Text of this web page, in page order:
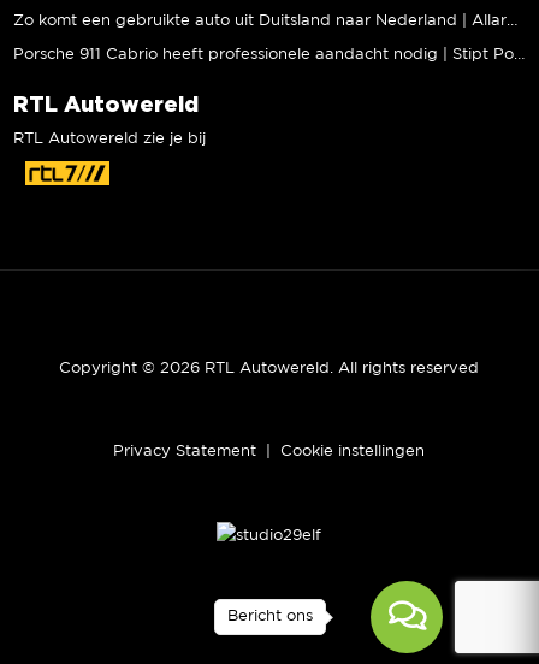
Bericht ons
RTL Autowereld
RTL Autowereld zie je bij
Copyright © 2026 RTL Autowereld. All rights reserved
Privacy Statement Cookie instellingen